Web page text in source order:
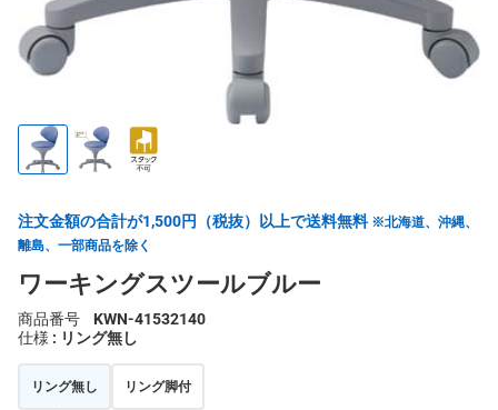
注文金額の合計が1,500円（税抜）以上で送料無料 ※北海道、沖縄、
離島、一部商品を除く
ワーキングスツールブルー
商品番号
KWN-41532140
仕様 : リング無し
リング無し リング脚付